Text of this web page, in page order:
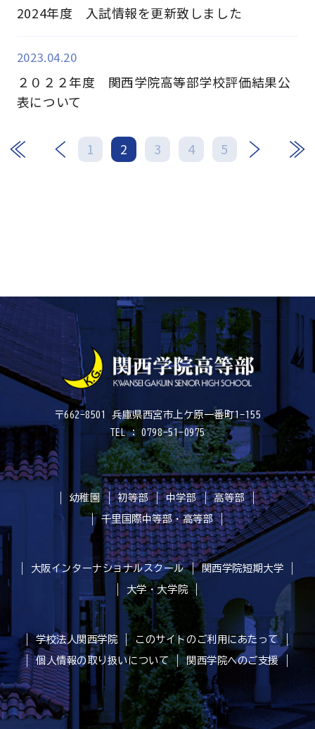
2024年度 入試情報を更新致しました
2023.04.20
２０２２年度 関西学院高等部学校評価結果公
表について
1 2 3 4 5
次 最後
〒662-8501 兵庫県西宮市上ケ原一番町1-155
TEL : 0798-51-0975
幼稚園 初等部 中学部
高等部
千里国際中等部・高等部
大阪インターナショナルスクール
関西学院短期大学
大学・大学院
学校法人関西学院
このサイトのご利用にあたって
個人情報の取り扱いについて
関西学院へのご支援